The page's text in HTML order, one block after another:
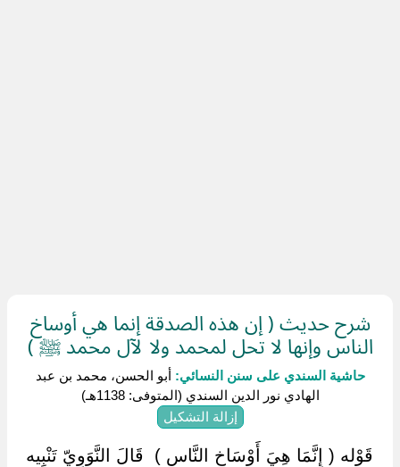
شرح حديث ( إن هذه الصدقة إنما هي أوساخ
الناس وإنها لا تحل لمحمد ولا لآل محمد ﷺ )
حاشية السندي على سنن النسائي: أبو الحسن، محمد بن عبد
الهادي نور الدين السندي (المتوفى: 1138هـ)
إزالة التشكيل
‏ ‏قَوْله ( إِنَّمَا هِيَ أَوْسَاخ النَّاس ) ‏ ‏قَالَ النَّوَوِيّ تَنْبِيه